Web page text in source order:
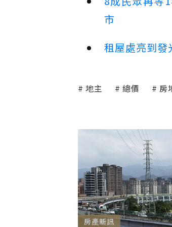
市
租屋處亮到發
地主 總價 房
房產新訊